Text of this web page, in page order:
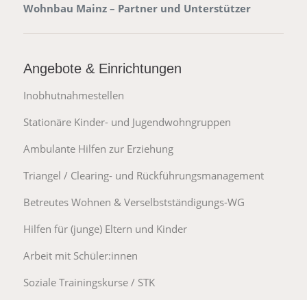
Wohnbau Mainz – Partner und Unterstützer
Angebote & Einrichtungen
Inobhutnahmestellen
Stationäre Kinder- und Jugendwohngruppen
Ambulante Hilfen zur Erziehung
Triangel / Clearing- und Rückführungsmanagement
Betreutes Wohnen & Verselbstständigungs-WG
Hilfen für (junge) Eltern und Kinder
Arbeit mit Schüler:innen
Soziale Trainingskurse / STK